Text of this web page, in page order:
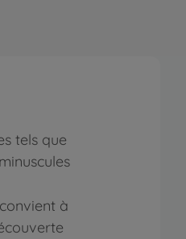
tels que
à